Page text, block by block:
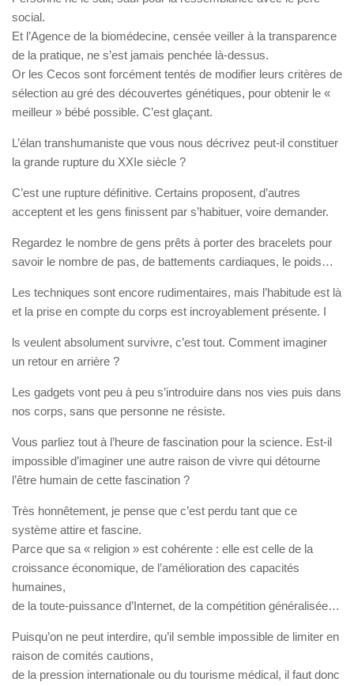
social.
Et l’Agence de la biomédecine, censée veiller à la transparence
de la pratique, ne s’est jamais penchée là-dessus.
Or les Cecos sont forcément tentés de modifier leurs critères de
sélection au gré des découvertes génétiques, pour obtenir le «
meilleur » bébé possible. C’est glaçant.
L’élan transhumaniste que vous nous décrivez peut-il constituer
la grande rupture du XXIe siècle ?
C’est une rupture définitive. Certains proposent, d’autres
acceptent et les gens finissent par s’habituer, voire demander.
Regardez le nombre de gens prêts à porter des bracelets pour
savoir le nombre de pas, de battements cardiaques, le poids…
Les techniques sont encore rudimentaires, mais l’habitude est là
et la prise en compte du corps est incroyablement présente. I
ls veulent absolument survivre, c’est tout. Comment imaginer
un retour en arrière ?
Les gadgets vont peu à peu s’introduire dans nos vies puis dans
nos corps, sans que personne ne résiste.
Vous parliez tout à l’heure de fascination pour la science. Est-il
impossible d’imaginer une autre raison de vivre qui détourne
l’être humain de cette fascination ?
Très honnêtement, je pense que c’est perdu tant que ce
système attire et fascine.
Parce que sa « religion » est cohérente : elle est celle de la
croissance économique, de l’amélioration des capacités
humaines,
de la toute-puissance d’Internet, de la compétition généralisée…
Puisqu’on ne peut interdire, qu’il semble impossible de limiter en
raison de comités cautions,
de la pression internationale ou du tourisme médical, il faut donc